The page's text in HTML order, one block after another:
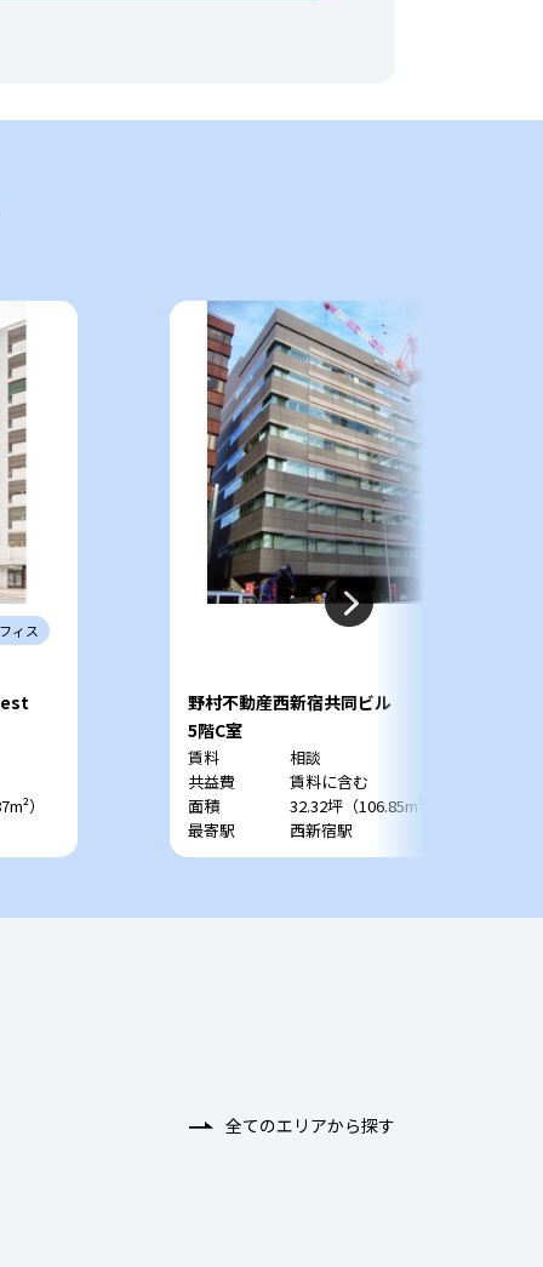
ィス
）
野村不動産西新宿共同ビル
5階C室
賃料
相談
共益費
賃料に含む
面積
32.32坪（106.85m²）
最寄駅
西新宿駅
全てのエリアから探す